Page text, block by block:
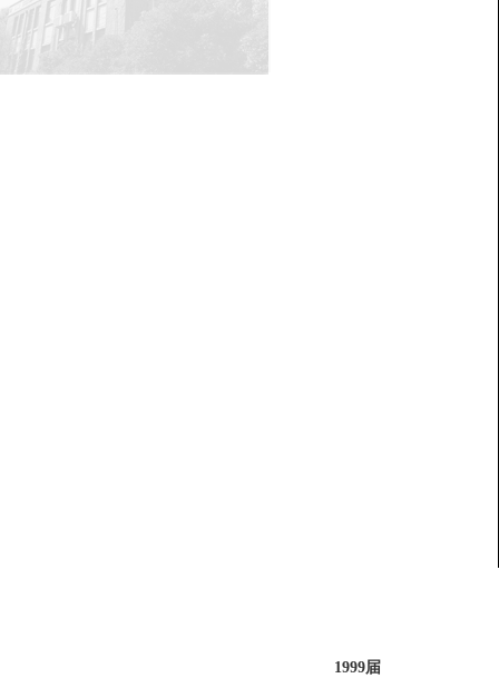
1999届